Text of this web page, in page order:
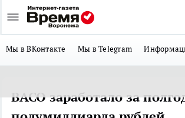
Мы в ВКонтакте Мы в Telegram
ВАСО заработало за